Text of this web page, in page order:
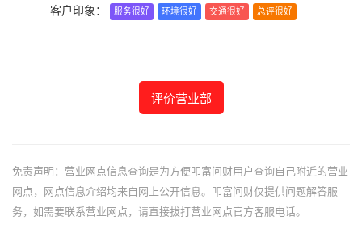
客户印象：
服务很好 环境很好 交通很好 总评很好
评价营业部
免责声明：营业网点信息查询是为方便叩富问财用户查询自己附近的营业
网点，网点信息介绍均来自网上公开信息。叩富问财仅提供问题解答服
务，如需要联系营业网点，请直接拔打营业网点官方客服电话。